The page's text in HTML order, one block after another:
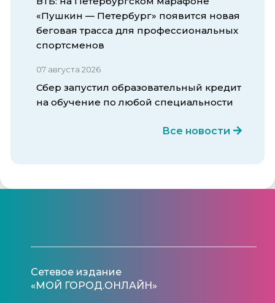
«Пушкин — Петербург» появится новая
беговая трасса для профессиональных
спортсменов
07 августа 2026
Сбер запустил образовательный кредит
на обучение по любой специальности
Все новости
Сетевое издание
«МОЙ ГОРОД.ОНЛАЙН»